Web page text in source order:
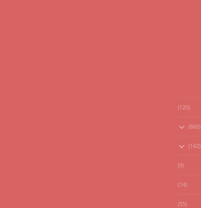
(120)
(860)
(142)
(9)
(14)
(55)